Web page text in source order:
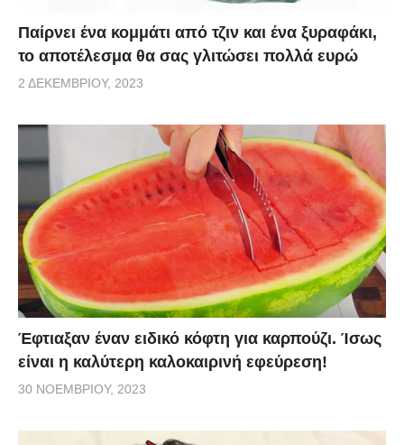
Παίρνει ένα κομμάτι από τζιν και ένα ξυραφάκι,
το αποτέλεσμα θα σας γλιτώσει πολλά ευρώ
2 ΔΕΚΕΜΒΡΊΟΥ, 2023
Έφτιαξαν έναν ειδικό κόφτη για καρπούζι. Ίσως
είναι η καλύτερη καλοκαιρινή εφεύρεση!
30 ΝΟΕΜΒΡΊΟΥ, 2023